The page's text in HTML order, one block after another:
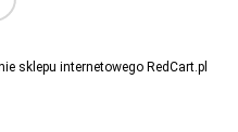
sklepu internetowego RedCart.pl